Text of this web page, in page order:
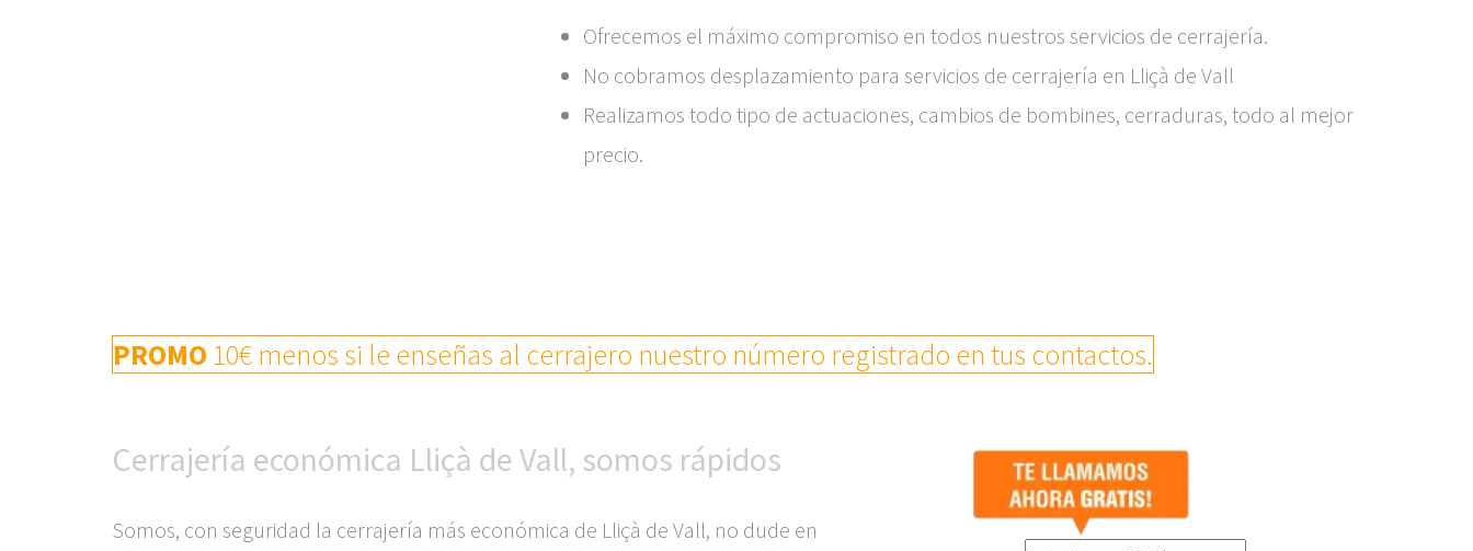
Ofrecemos el máximo compromiso en todos nuestros servicios de cerrajería.
No cobramos desplazamiento para servicios de cerrajería en Lliçà de Vall
Realizamos todo tipo de actuaciones, cambios de bombines, cerraduras, todo al mejor
precio.
PROMO 10€ menos si le enseñas al cerrajero nuestro número registrado en tus contactos.
Cerrajería económica Lliçà de Vall, somos rápidos
Somos, con seguridad la cerrajería más económica de Lliçà de Vall, no dude en